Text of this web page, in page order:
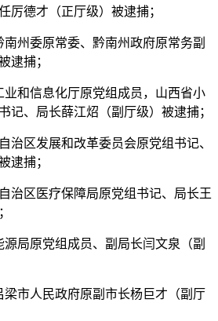
厉德才（正厅级）被逮捕；
南州委原常委、黔南州政府原常务副
逮捕；
业和信息化厅原党组成员，山西省小
记、局长薛江炤（副厅级）被逮捕；
治区发展和改革委员会原党组书记、
逮捕；
治区医疗保障局原党组书记、局长王
源局原党组成员、副局长闫文泉（副
梁市人民政府原副市长杨巨才（副厅